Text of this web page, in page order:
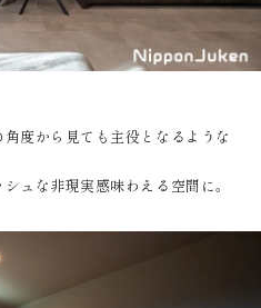
度から見ても主役となるような
ュな非現実感味わえる空間に。